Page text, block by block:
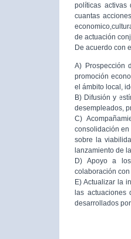
políticas
cuantas
de actuación
De acuerdo con
A) Prospección
promoción
el ámbito local,
B) Difusión y
desempleados,
C)
consolidación
sobre la
lanzamiento de
D) Apoyo a
colaboración
E) Actualizar la
las
desarrollados